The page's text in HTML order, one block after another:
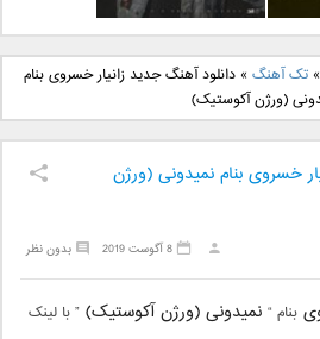
2
دانلود آهنگ جدید علی
یاسینی بنام دورترین نزدیک
»تک آهنگ »دانلود آهنگ جدید زانیار خسروی بنام
(ورژن آکوستیک)
خسروی بنام نمیدونی (ورژن
بدون نظر 8 آگوست 2019
بنام “ نمیدونی (ورژن آکوستیک)” با لینک